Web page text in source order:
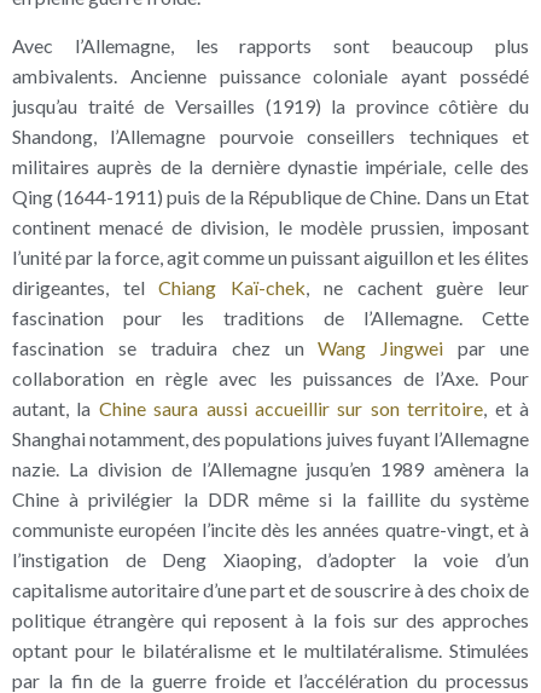
Avec l’Allemagne, les rapports sont beaucoup plus
ambivalents. Ancienne puissance coloniale ayant possédé
jusqu’au traité de Versailles (1919) la province côtière du
Shandong, l’Allemagne pourvoie conseillers techniques et
militaires auprès de la dernière dynastie impériale, celle des
Qing (1644-1911) puis de la République de Chine. Dans un Etat
continent menacé de division, le modèle prussien, imposant
l’unité par la force, agit comme un puissant aiguillon et les élites
dirigeantes, telChiang Kaï-chek, ne cachent guère leur
fascination pour les traditions de l’Allemagne. Cette
fascination se traduira chez unWang Jingwei par une
collaboration en règle avec les puissances de l’Axe. Pour
autant, la Chine saura aussi accueillir sur son territoire, et à
Shanghai notamment, des populations juives fuyant l’Allemagne
nazie. La division de l’Allemagne jusqu’en 1989 amènera la
Chine à privilégier la DDR même si la faillite du système
communiste européen l’incite dès les années quatre-vingt, et à
l’instigation de Deng Xiaoping, d’adopter la voie d’un
capitalisme autoritaire d’une part et de souscrire à des choix de
politique étrangère qui reposent à la fois sur des approches
optant pour le bilatéralisme et le multilatéralisme. Stimulées
par la fin de la guerre froide et l’accélération du processus